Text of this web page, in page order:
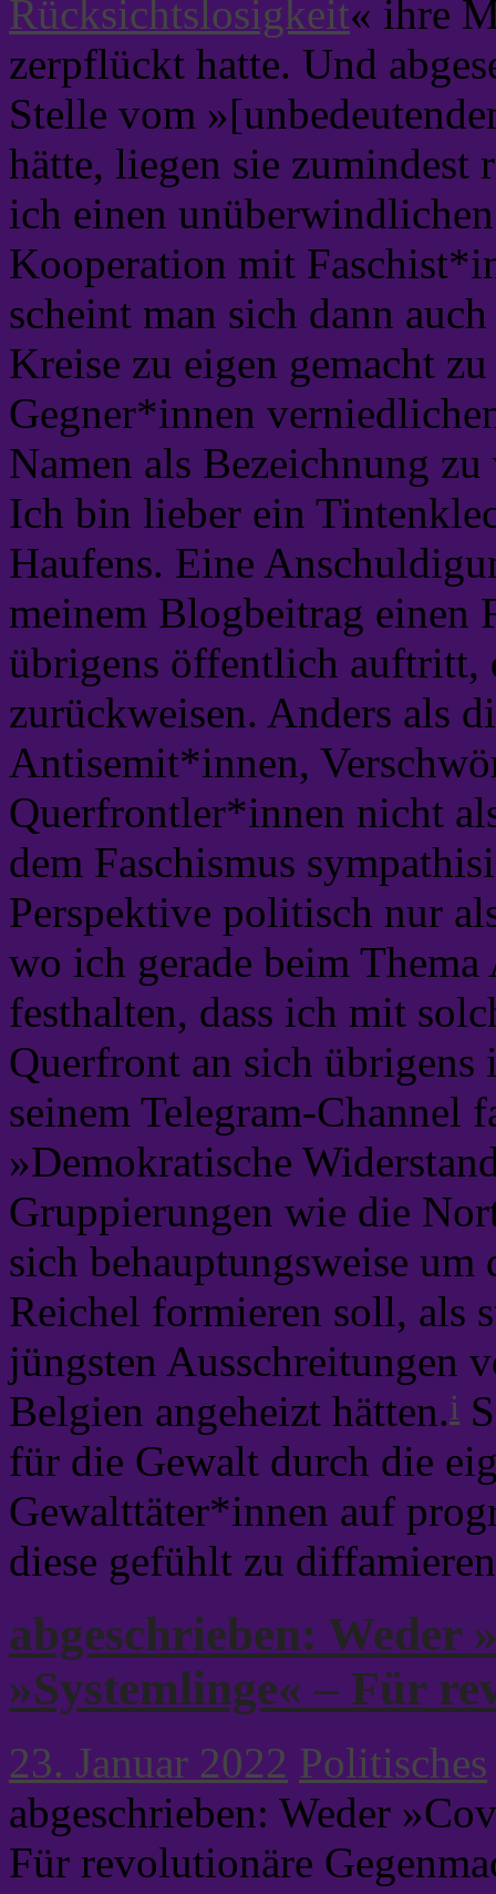
Rücksichtslosigkeit« ihre
zerpflückt hatte. Und
Stelle vom
hätte, liegen sie zumindest
ich einen
Kooperation mit
scheint man sich dann
Kreise zu eigen gemacht
Gegner*innen
Namen als Bezeichnung
Ich bin lieber ein
Haufens. Eine
meinem Blogbeitrag einen
übrigens öffentlich auftritt,
zurückweisen. Anders als
Antisemit*innen,
Querfrontler*innen nicht
dem Faschismus
Perspektive politisch nur
wo ich gerade beim
festhalten, dass ich mit
Querfront an sich
seinem Telegram-Channel
»Demokratische
Gruppierungen wie die
sich behauptungsweise
Reichel formieren soll, als
jüngsten Ausschreitungen
Belgien angeheizt hätten.i
für die Gewalt durch die
Gewalttäter*innen auf
diese gefühlt zu
abgeschrieben: Weder
»Systemlinge« – Für
23. Januar 2022 Politisches
abgeschrieben: Weder
Für revolutionäre